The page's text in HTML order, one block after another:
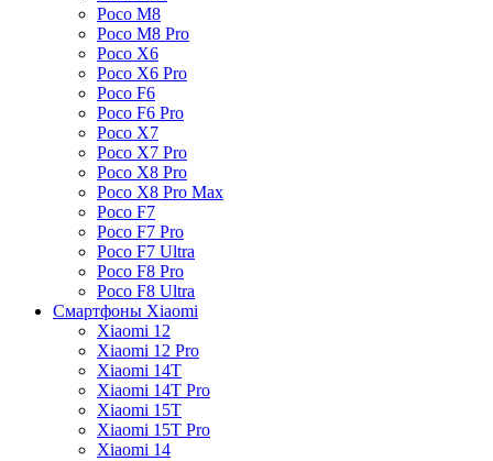
Poco M8
Poco M8 Pro
Poco X6
Poco X6 Pro
Poco F6
Poco F6 Pro
Poco X7
Poco X7 Pro
Poco X8 Pro
Poco X8 Pro Max
Poco F7
Poco F7 Pro
Poco F7 Ultra
Poco F8 Pro
Poco F8 Ultra
Смартфоны Xiaomi
Xiaomi 12
Xiaomi 12 Pro
Xiaomi 14T
Xiaomi 14T Pro
Xiaomi 15T
Xiaomi 15T Pro
Xiaomi 14